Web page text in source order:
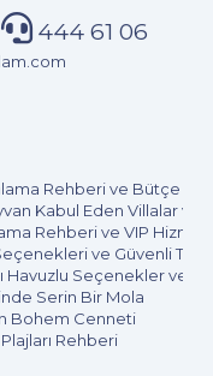
444 61 06
Rehberi ve Bütçe
Kabul Eden Villalar ve
Rehberi ve VIP
ve Güvenli
Havuzlu Seçenekler ve
Serin Bir Mola
Bohem Cenneti
Rehberi